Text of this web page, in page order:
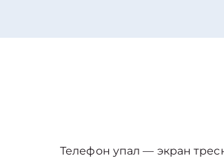
Телефон упал — экран